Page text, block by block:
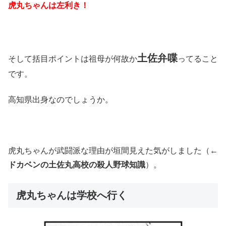
虎丸ちゃんは左利き！
そして括目ポイントは祖母が何故か土佐弁喋ってること
です。
高知県出身なのでしょうか。
虎丸ちゃんが武闘派な理由が垣間見えた気がしました（←
ドカベンの土佐丸高校の殺人野球知識）。
虎丸ちゃんは学校へ行く